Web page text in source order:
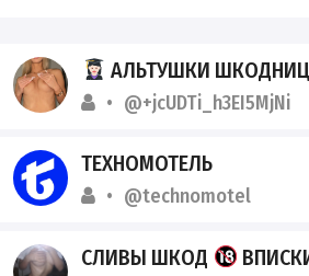
АЛЬТУШКИ
@+jcUDTi_h3EI5MjNi
ТЕХНОМОТЕЛЬ
@technomotel
СЛИВЫ ШКОД